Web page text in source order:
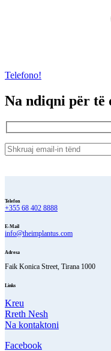
Telefono!
Na ndiqni për të
Telefon
+355 68 402 8888
E-Mail
info@theimplantus.com
Adresa
Faik Konica Street, Tirana 1000
Links
Kreu
Rreth Nesh
Na kontaktoni
Facebook